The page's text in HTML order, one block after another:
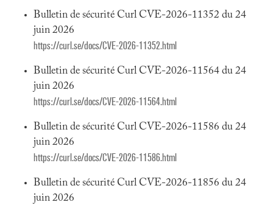
Bulletin de sécurité Curl CVE-2026-11352 du 24
juin 2026
https://curl.se/docs/CVE-2026-11352.html
Bulletin de sécurité Curl CVE-2026-11564 du 24
juin 2026
https://curl.se/docs/CVE-2026-11564.html
Bulletin de sécurité Curl CVE-2026-11586 du 24
juin 2026
https://curl.se/docs/CVE-2026-11586.html
Bulletin de sécurité Curl CVE-2026-11856 du 24
juin 2026